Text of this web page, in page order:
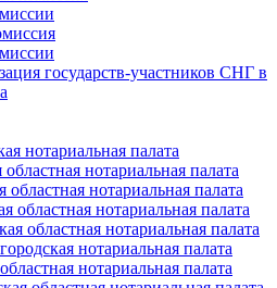
государств-участников СНГ в
нотариальная палата
областная нотариальная палата
областная нотариальная палата
областная нотариальная палата
областная нотариальная палата
нотариальная палата
нотариальная палата